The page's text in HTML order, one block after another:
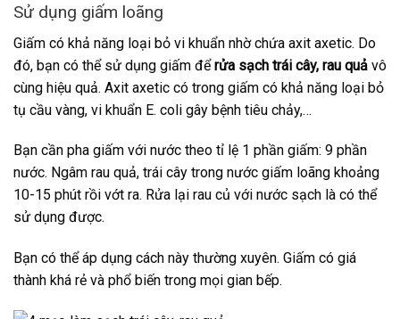
Sử dụng giấm loãng
Giấm có khả năng loại bỏ vi khuẩn nhờ chứa axit axetic. Do
đó, bạn có thể sử dụng giấm đểrửa sạch trái cây, rau quả vô
cùng hiệu quả. Axit axetic có trong giấm có khả năng loại bỏ
tụ cầu vàng, vi khuẩn E. coli gây bệnh tiêu chảy,…
Bạn cần pha giấm với nước theo tỉ lệ 1 phần giấm: 9 phần
nước. Ngâm rau quả, trái cây trong nước giấm loãng khoảng
10-15 phút rồi vớt ra. Rửa lại rau củ với nước sạch là có thể
sử dụng được.
Bạn có thể áp dụng cách này thường xuyên. Giấm có giá
thành khá rẻ và phổ biến trong mọi gian bếp.